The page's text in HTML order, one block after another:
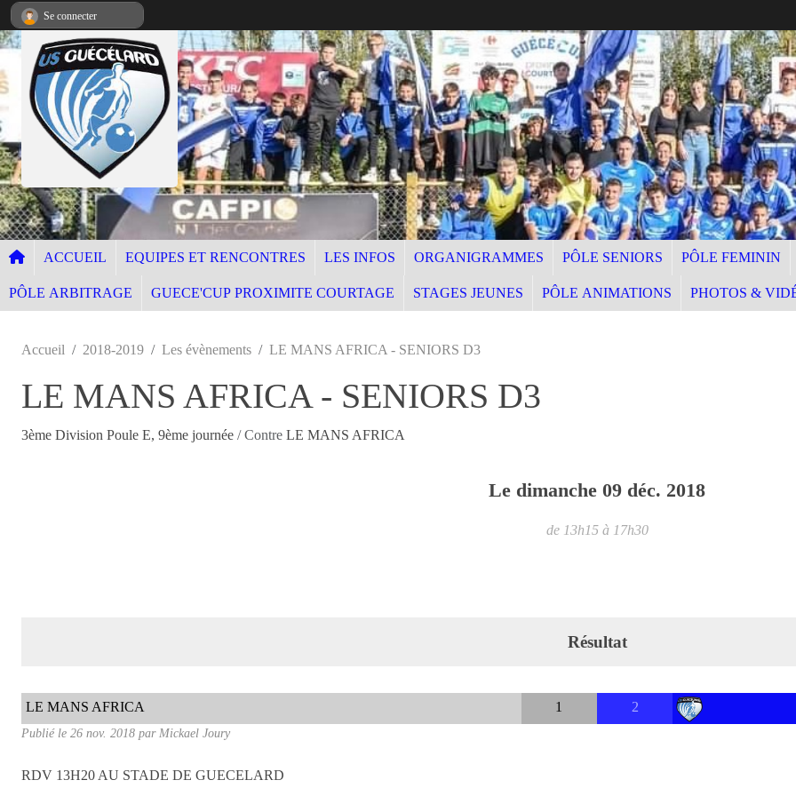
ACCUEIL EQUIPES ET RENCONTRES LES INFOS ORGANIGRAMMES PÔLE SENIORS PÔLE FEMININ
PÔLE ARBITRAGE GUECE'CUP PROXIMITE COURTAGE STAGES JEUNES PÔLE ANIMATIONS PHOTOS &
Accueil 2018-2019 Les évènements LE MANS AFRICA - SENIORS D3
LE MANS AFRICA - SENIORS D3
3ème Division Poule E, 9ème journée / Contre LE MANS AFRICA
Le dimanche 09 déc. 2018
de 13h15 à 17h30
Résultat
LE MANS AFRICA 1 2
Publié le 26 nov. 2018 par Mickael Joury
RDV 13H20 AU STADE DE GUECELARD
Se connecter
Panneau de gestion des cookies